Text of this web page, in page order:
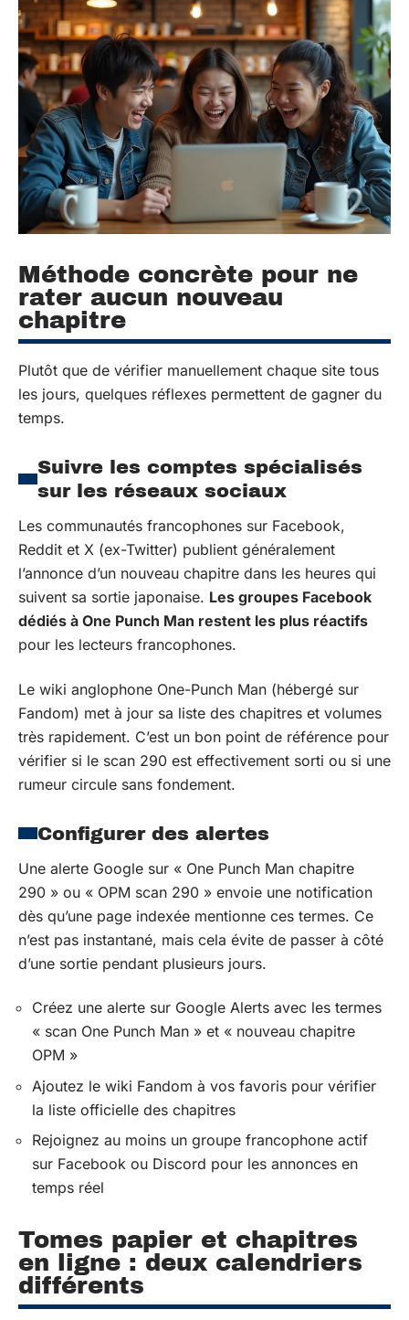
Méthode concrète pour ne
rater aucun nouveau
chapitre
Plutôt que de vérifier manuellement chaque site tous
les jours, quelques réflexes permettent de gagner du
temps.
Suivre les comptes spécialisés
sur les réseaux sociaux
Les communautés francophones sur Facebook,
Reddit et X (ex-Twitter) publient généralement
l’annonce d’un nouveau chapitre dans les heures qui
suivent sa sortie japonaise. Les groupes Facebook
dédiés à One Punch Man restent les plus réactifs
pour les lecteurs francophones.
Le wiki anglophone One-Punch Man (hébergé sur
Fandom) met à jour sa liste des chapitres et volumes
très rapidement. C’est un bon point de référence pour
vérifier si le scan 290 est effectivement sorti ou si une
rumeur circule sans fondement.
Configurer des alertes
Une alerte Google sur « One Punch Man chapitre
290 » ou « OPM scan 290 » envoie une notification
dès qu’une page indexée mentionne ces termes. Ce
n’est pas instantané, mais cela évite de passer à côté
d’une sortie pendant plusieurs jours.
Créez une alerte sur Google Alerts avec les termes
« scan One Punch Man » et « nouveau chapitre
OPM »
Ajoutez le wiki Fandom à vos favoris pour vérifier
la liste officielle des chapitres
Rejoignez au moins un groupe francophone actif
sur Facebook ou Discord pour les annonces en
temps réel
Tomes papier et chapitres
en ligne : deux calendriers
différents